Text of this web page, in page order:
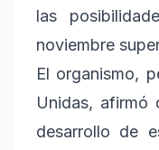
las
noviembre
El organismo,
Unidas, afirmó
desarrollo de